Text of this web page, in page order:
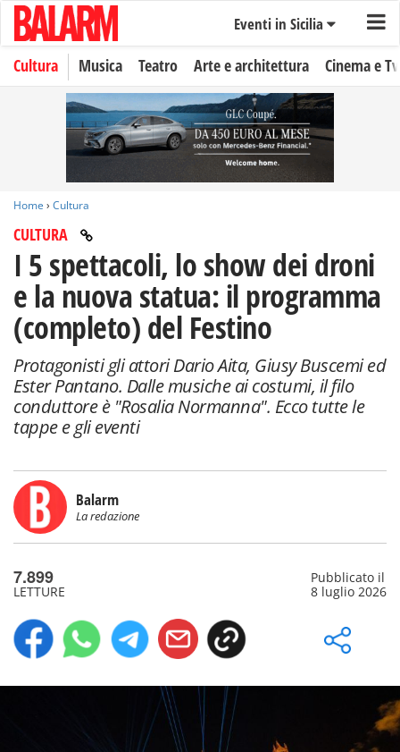
Eventi in Sicilia
Cultura Musica Teatro Arte e architettura Cinema e Tv
Home › Cultura
CULTURA
I 5 spettacoli, lo show dei droni
e la nuova statua: il programma
(completo) del Festino
Protagonisti gli attori Dario Aita, Giusy Buscemi ed
Ester Pantano. Dalle musiche ai costumi, il filo
conduttore è "Rosalia Normanna". Ecco tutte le
tappe e gli eventi
Balarm
La redazione
7.899
LETTURE
Pubblicato il
8 luglio 2026